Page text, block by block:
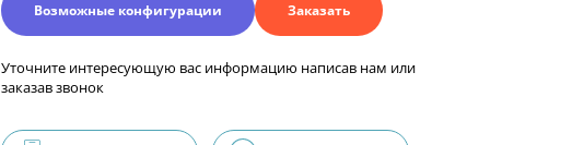
Возможные конфигурации Заказать
Уточните интересующую вас информацию написав нам или
заказав звонок